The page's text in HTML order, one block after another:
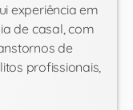
experiência em
de casal, com
de
profissionais,